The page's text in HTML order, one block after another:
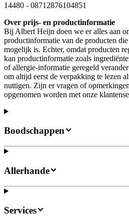
14480 - 08712876104851
Over prijs- en productinformatie
Bij Albert Heijn doen we er alles aan
productinformatie van de producten
mogelijk is. Echter, omdat producten
kan productinformatie zoals
of allergie-informatie geregeld
om altijd eerst de verpakking te lezen
nuttigen. Zijn er vragen of
opgenomen worden met onze
Boodschappen
Allerhande
Services